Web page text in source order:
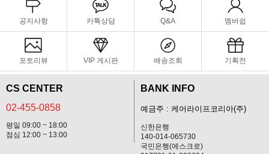
공지사항 카톡상담 Q&A 멤버쉽
포토리뷰 VIP 게시판 배송조회 기획전
CS CENTER
02-455-0858
평일 09:00 ~ 18:00
점심 12:00 ~ 13:00
BANK INFO
예금주 : 케어라이프코리아(주)
신한은행
140-014-065730
국민은행(에스크로)